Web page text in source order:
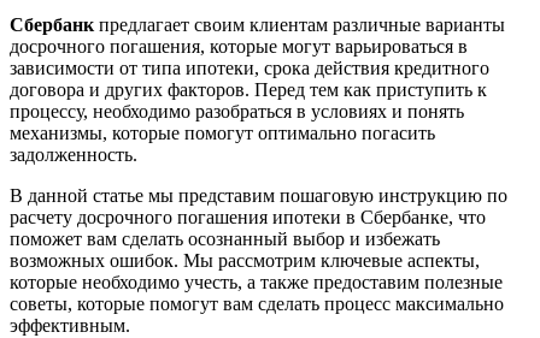
Сбербанк предлагает своим клиентам различные варианты
досрочного погашения, которые могут варьироваться в
зависимости от типа ипотеки, срока действия кредитного
договора и других факторов. Перед тем как приступить к
процессу, необходимо разобраться в условиях и понять
механизмы, которые помогут оптимально погасить
задолженность.
В данной статье мы представим пошаговую инструкцию по
расчету досрочного погашения ипотеки в Сбербанке, что
поможет вам сделать осознанный выбор и избежать
возможных ошибок. Мы рассмотрим ключевые аспекты,
которые необходимо учесть, а также предоставим полезные
советы, которые помогут вам сделать процесс максимально
эффективным.